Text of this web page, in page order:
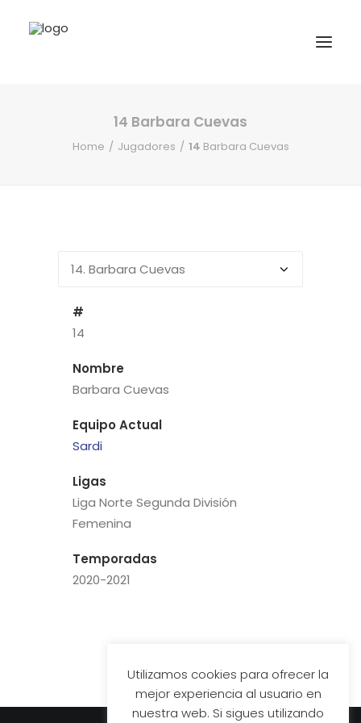
14 Barbara Cuevas
Home Jugadores 14 Barbara Cuevas
#
14
Nombre
Barbara Cuevas
Equipo Actual
Sardi
Ligas
Liga Norte Segunda División
Femenina
Temporadas
2020-2021
Utilizamos cookies para ofrecer la
mejor experiencia al usuario en
nuestra web. Si sigues utilizando